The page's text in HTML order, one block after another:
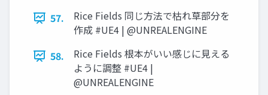
57.
Rice Fields 同じ方法で枯れ草部分を
作成 #UE4 | @UNREALENGINE
58.
Rice Fields 根本がいい感じに見える
ように調整 #UE4 |
@UNREALENGINE